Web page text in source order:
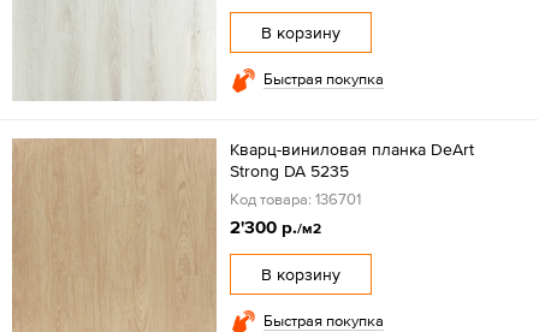
В корзину
Быстрая покупка
Кварц-виниловая планка DeArt
Strong DA 5235
Код товара: 136701
2'300 р./м2
В корзину
Быстрая покупка